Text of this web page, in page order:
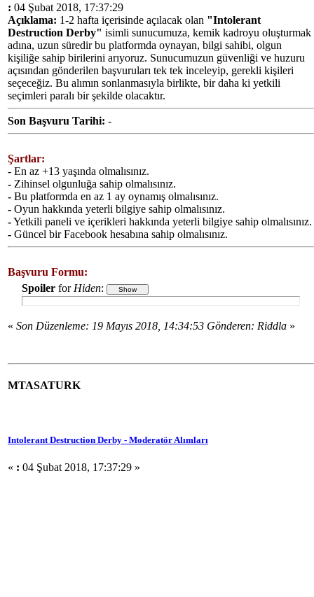
: 04 Şubat 2018, 17:37:29
Açıklama: 1-2 hafta içerisinde açılacak olan "Intolerant
Destruction Derby" isimli sunucumuza, kemik kadroyu oluşturmak
adına, uzun süredir bu platformda oynayan, bilgi sahibi, olgun
kişiliğe sahip birilerini arıyoruz. Sunucumuzun güvenliği ve huzuru
açısından gönderilen başvuruları tek tek inceleyip, gerekli kişileri
seçeceğiz. Bu alımın sonlanmasıyla birlikte, bir daha ki yetkili
seçimleri paralı bir şekilde olacaktır.
Son Başvuru Tarihi: -
Şartlar:
- En az +13 yaşında olmalısınız.
- Zihinsel olgunluğa sahip olmalısınız.
- Bu platformda en az 1 ay oynamış olmalısınız.
- Oyun hakkında yeterli bilgiye sahip olmalısınız.
-Yetkili paneli ve içerikleri hakkında yeterli bilgiye sahip olmalısınız.
- Güncel bir Facebook hesabına sahip olmalısınız.
Başvuru Formu:
Spoiler for Hiden:
« Son Düzenleme: 19 Mayıs 2018, 14:34:53 Gönderen: Riddla »
MTASATURK
Intolerant Destruction Derby - Moderatör Alımları
« : 04 Şubat 2018, 17:37:29 »